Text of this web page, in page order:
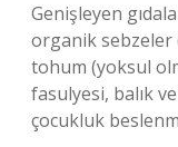
Genişleyen
organik sebzeler
tohum (yoksul
fasulyesi, balık
çocukluk